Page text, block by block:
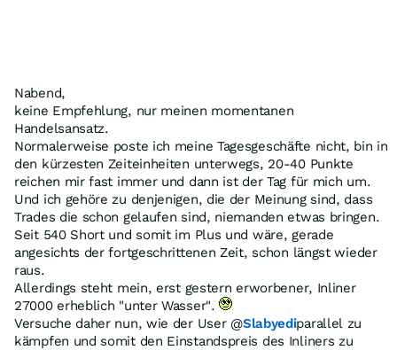
Nabend,
keine Empfehlung, nur meinen momentanen
Handelsansatz.
Normalerweise poste ich meine Tagesgeschäfte nicht, bin in
den kürzesten Zeiteinheiten unterwegs, 20-40 Punkte
reichen mir fast immer und dann ist der Tag für mich um.
Und ich gehöre zu denjenigen, die der Meinung sind, dass
Trades die schon gelaufen sind, niemanden etwas bringen.
Seit 540 Short und somit im Plus und wäre, gerade
angesichts der fortgeschrittenen Zeit, schon längst wieder
raus.
Allerdings steht mein, erst gestern erworbener, Inliner
27000 erheblich "unter Wasser".
Versuche daher nun, wie der User @Slabyediparallel zu
kämpfen und somit den Einstandspreis des Inliners zu